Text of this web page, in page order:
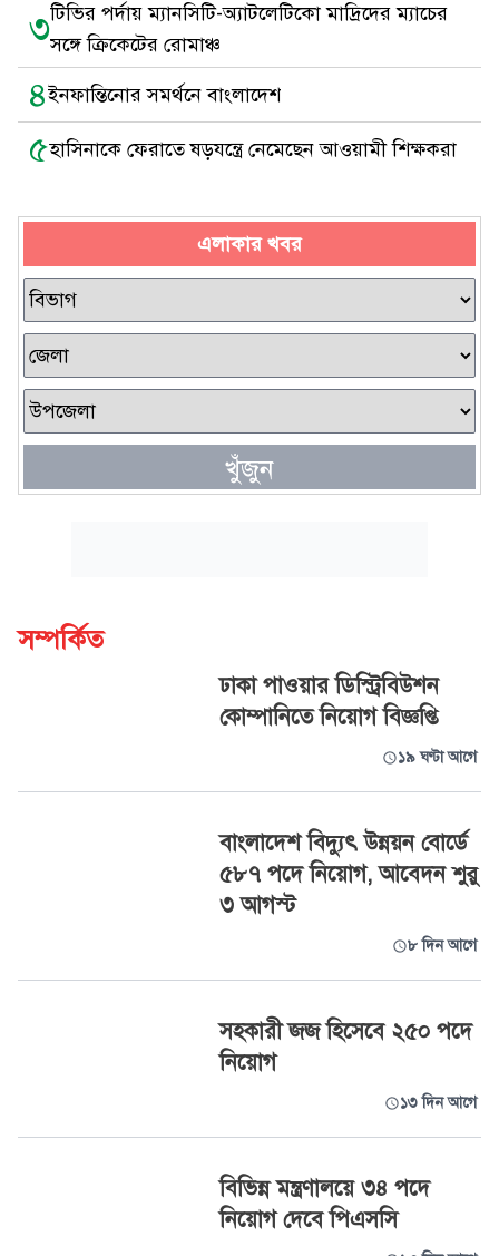
৩টিভির পর্দায় ম্যানসিটি-অ্যাটলেটিকো মাদ্রিদের ম্যাচের
সঙ্গে ক্রিকেটের রোমাঞ্চ
৪ইনফান্তিনোর সমর্থনে বাংলাদেশ
৫হাসিনাকে ফেরাতে ষড়যন্ত্রে নেমেছেন আওয়ামী শিক্ষকরা
এলাকার খবর
খুঁজুন
সম্পর্কিত
ঢাকা পাওয়ার ডিস্ট্রিবিউশন
কোম্পানিতে নিয়োগ বিজ্ঞপ্তি
১৯ ঘণ্টা আগে
বাংলাদেশ বিদ্যুৎ উন্নয়ন বোর্ডে
৫৮৭ পদে নিয়োগ, আবেদন শুরু
৩ আগস্ট
৮ দিন আগে
সহকারী জজ হিসেবে ২৫০ পদে
নিয়োগ
১৩ দিন আগে
বিভিন্ন মন্ত্রণালয়ে ৩৪ পদে
নিয়োগ দেবে পিএসসি